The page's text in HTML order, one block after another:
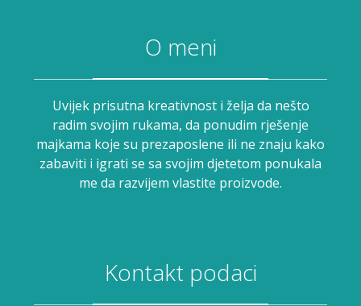
O meni
Uvijek prisutna kreativnost i želja da nešto
radim svojim rukama, da ponudim rješenje
majkama koje su prezaposlene ili ne znaju kako
zabaviti i igrati se sa svojim djetetom ponukala
me da razvijem vlastite proizvode.
Kontakt podaci